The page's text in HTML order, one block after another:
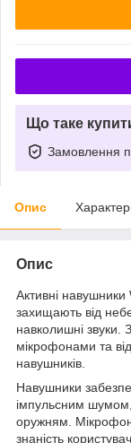
Що таке
Замовлення
Опис
Опис
Активні навушники
захищають від
навколишні
мікрофонами та
навушників.
Навушники
імпульсним
оружням.
знаність